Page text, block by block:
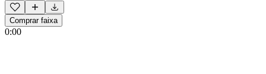
Comprar faixa
0:00